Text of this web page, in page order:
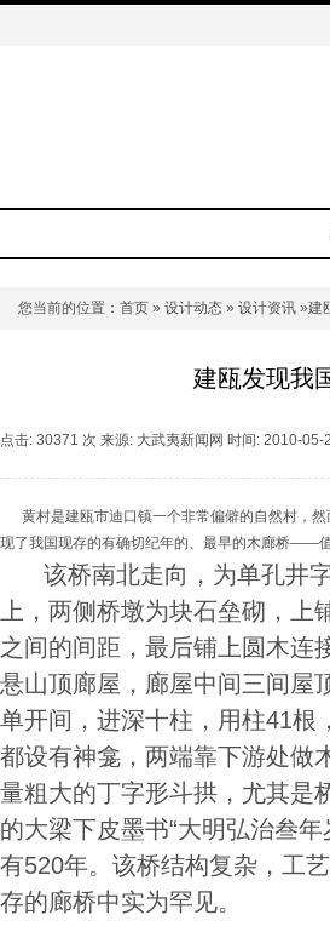
您当前的位置： 首页 » 设计动态 » 设计资讯 »建
建瓯发现我
点击: 30371 次 来源: 大武夷新闻网 时间: 2010-05-
黄村是建瓯市迪口镇一个非常偏僻的自然村，然
现了我国现存的有确切纪年的、最早的木廊桥――值
该桥南北走向，为单孔井字
上，两侧桥墩为块石垒砌，
之间的间距，最后铺上圆木连
悬山顶廊屋，廊屋中间三间屋
单开间，进深十柱，用柱41根
都设有神龛，两端靠下游处做
量粗大的丁字形斗拱，尤其是
的大梁下皮墨书“大明弘治叁
有520年。该桥结构复杂，工
存的廊桥中实为罕见。